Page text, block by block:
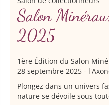
Salon
2025
1ère Édition du Salon
28 septembre 2025 -
Plongez dans un univers
nature se dévoile sous